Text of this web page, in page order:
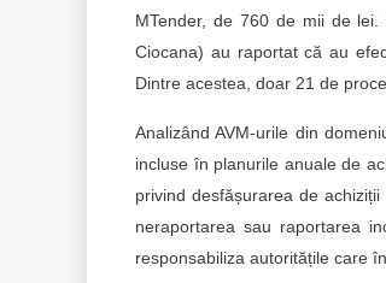
MTender, de 760 de mii de
Ciocana) au raportat că au
Dintre acestea, doar 21 de
Analizând AVM-urile din
incluse în planurile anuale de
privind desfășurarea de
neraportarea sau raportarea
responsabiliza autoritățile care